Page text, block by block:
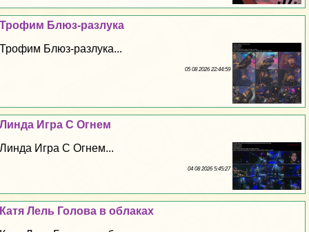
Трофим Блюз-разлука
Трофим Блюз-разлука...
05 08 2026 22:44:59
Линда Игра С Огнем
Линда Игра С Огнем...
04 08 2026 5:45:27
Катя Лель Голова в облаках